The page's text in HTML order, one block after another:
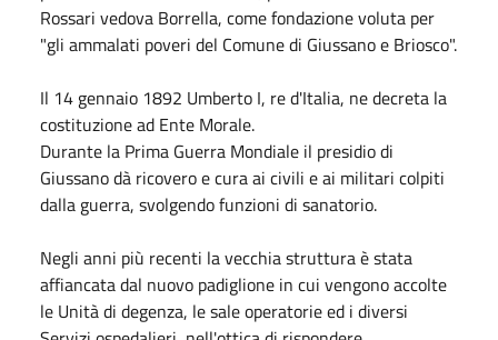
Rossari vedova Borrella, come fondazione voluta per
"gli ammalati poveri del Comune di Giussano e Briosco".
Il 14 gennaio 1892 Umberto I, re d'Italia, ne decreta la
costituzione ad Ente Morale.
Durante la Prima Guerra Mondiale il presidio di
Giussano dà ricovero e cura ai civili e ai militari colpiti
dalla guerra, svolgendo funzioni di sanatorio.
Negli anni più recenti la vecchia struttura è stata
affiancata dal nuovo padiglione in cui vengono accolte
le Unità di degenza, le sale operatorie ed i diversi